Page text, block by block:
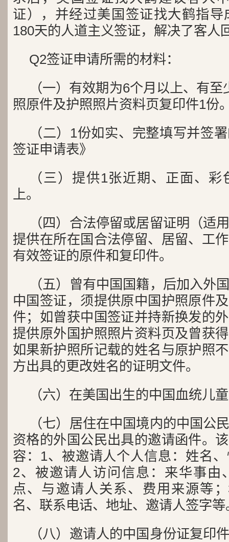
证），并经过美国签证找大鹤指
180天的人道主义签证，解决了客人
Q2签证申请所需的材料：
（一）有效期为6个月以上、有
照原件及护照照片资料页复印
（二）1份如实、完整填写并签
签证申请表》
（三）提供1张近期、正面、
上。
（四）合法停留或居留证明（适
提供在所在国合法停留、居留、工
有效签证的原件和复印件。
（五）曾有中国国籍，后加入外
中国签证，须提供原中国护照原件
件；如曾获中国签证并持新换发的
提供原外国护照照片资料页及曾获
如果新护照所记载的姓名与原护照
方出具的更改姓名的证明文件。
（六）在美国出生的中国血
（七）居住在中国境内的中国公
资格的外国公民出具的邀请函件。
容：1、被邀请人个人信息：姓名
2、被邀请人访问信息：来华事由
点、与邀请人关系、费用来源等
名、联系电话、地址、邀请人
（八）邀请人的中国身份证复印